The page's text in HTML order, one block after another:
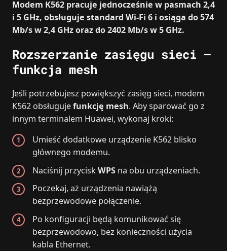
Modem K562 pracuje jednocześnie w pasmach 2,4
i 5 GHz, obsługuje standard Wi‑Fi 6 i osiąga do 574
Mb/s w 2,4 GHz oraz do 2402 Mb/s w 5 GHz.
Rozszerzanie zasięgu sieci –
funkcja mesh
Jeśli potrzebujesz powiększyć zasięg sieci, modem
K562 obsługujefunkcję mesh. Aby sparować go z
innym terminalem Huawei, wykonaj kroki:
Umieść dodatkowe urządzenie K562 blisko
głównego modemu.
Naciśnij przyciskWPS na obu urządzeniach.
Poczekaj, aż urządzenia nawiążą
bezprzewodowe połączenie.
Po konfiguracji będą komunikować się
bezprzewodowo, bez konieczności użycia
kabla Ethernet.